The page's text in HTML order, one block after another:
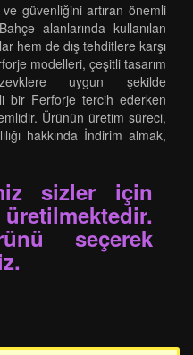
güvenliğini artıran önemli
alanlarında kullanılan
hem de dış tehditlere karşı
modelleri, çeşitli tasarım
uygun şekilde
bir Ferforje tercih ederken
Ürünün üretim süreci,
hakkında İndirim almak,
sizler için
seçerek